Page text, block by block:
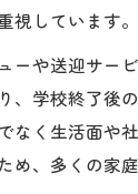
く信頼と子ども
ービス職員に
視しています。
ーや送迎サー
、学校終了後
なく生活面や
め、多くの家